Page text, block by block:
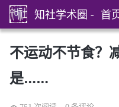
知社学术圈 - 首
不运动不节食？
是……